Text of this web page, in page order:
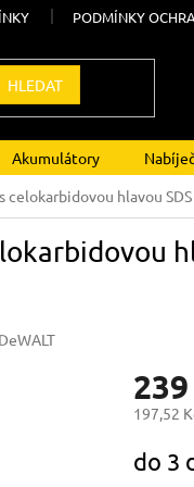
PODMÍNKY
HLEDAT
Akumulátory
celokarbidovou hlavou
DeWALT
197,52
cena:
do 3